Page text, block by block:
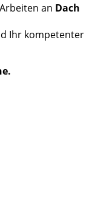
an Dach
Ihr kompetenter